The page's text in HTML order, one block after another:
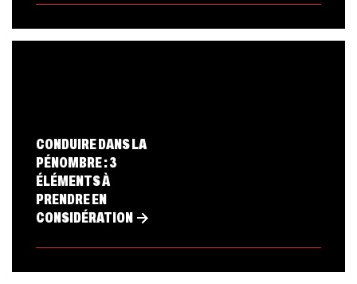
CONDUIRE DANS LA
PÉNOMBRE : 3
ÉLÉMENTS À
PRENDRE EN
CONSIDÉRATION